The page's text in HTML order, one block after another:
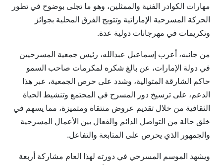
مهارات الكوادر الفنية والممثلين، وهو ما تجلى بوضوح في تطور
الحركة المسرحية الإماراتية وتتويج الفرق المحلية بجوائز
وتكريمات في مهرجانات دولية عدة.
من جانبه، أعرب إسماعيل عبدالله، رئيس جمعية المسرحيين
في دولة الإمارات، عن بالغ شكره لمكرمات صاحب السمو
حاكم الشارقة المتوالية، وشدد على حرص الجمعية، عبر هذا
الدعم، على ترسيخ دور المسرح في المجتمع وتنشيط الحياة
الثقافية من خلال تقديم عروض منتقاة ومتميزة، مما يسهم في
خلق حالة من التواصل الدائم والفعال بين الأعمال المسرحية
والجمهور الذي يحرص على المتابعة والتفاعل.
ويشهد الموسم المسرحي في دورته لهذا العام مشاركة أربعة